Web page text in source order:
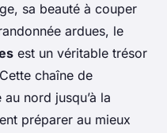
sa beauté à couper
ardues, le
est un véritable trésor
chaîne de
nord jusqu’à la
préparer au mieux